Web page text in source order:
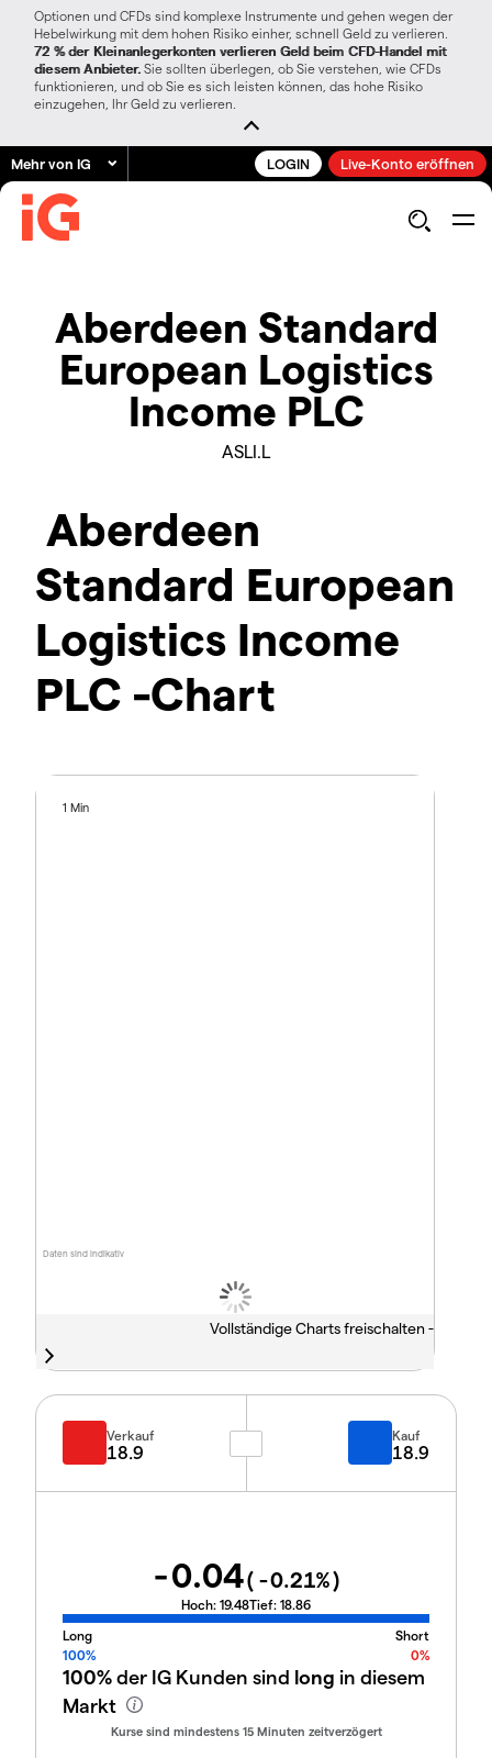
Optionen und CFDs sind komplexe Instrumente und gehen wegen der
Hebelwirkung mit dem hohen Risiko einher, schnell Geld zu verlieren.
72 % der Kleinanlegerkonten verlieren Geld beim CFD-Handel mit
diesem Anbieter. Sie sollten überlegen, ob Sie verstehen, wie CFDs
funktionieren, und ob Sie es sich leisten können, das hohe Risiko
einzugehen, Ihr Geld zu verlieren.
Mehr von IG LOGIN Live-Konto eröffnen
Aberdeen Standard
European Logistics
Income PLC
ASLI.L
Aberdeen
Standard European
Logistics Income
PLC -Chart
Daten sind indikativ
1 Min
Vollständige Charts freischalten -
Verkauf
18.9
Kauf
18.9
-0.04( -0.21%)
Hoch: 19.48Tief: 18.86
Long
Short
100%
0%
100%der IG Kunden sind long in diesem
Markt
Kurse sind mindestens 15 Minuten zeitverzögert